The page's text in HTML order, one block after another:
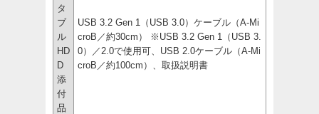
タ
ブ
ル
HD
D
添
付
品
USB 3.2 Gen 1（USB 3.0）ケーブル（A-Mi
croB／約30cm） ※USB 3.2 Gen 1（USB 3.
0）／2.0で使用可、USB 2.0ケーブル（A-Mi
croB／約100cm）、取扱説明書